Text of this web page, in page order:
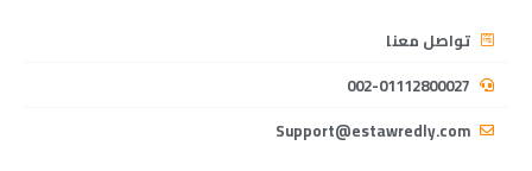
تواصل معنا
002-01112800027
Support@estawredly.com